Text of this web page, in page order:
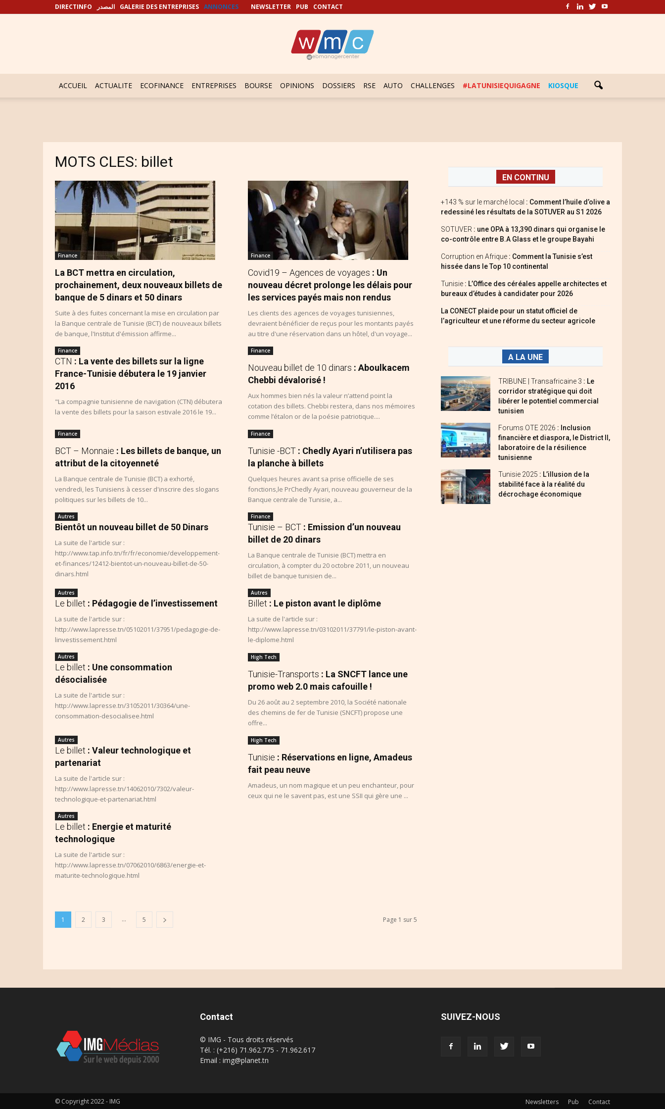
DIRECTINFO المصدر GALERIE DES ENTREPRISES ANNONCES NEWSLETTER PUB CONTACT
ACCUEIL ACTUALITE ECOFINANCE ENTREPRISES BOURSE OPINIONS DOSSIERS RSE AUTO CHALLENGES #LATUNISIEQUIGAGNE KIOSQUE
MOTS CLES: billet
Finance
La BCT mettra en circulation,
prochainement, deux nouveaux billets de
banque de 5 dinars et 50 dinars
Suite à des fuites concernant la mise en circulation par
la Banque centrale de Tunisie (BCT) de nouveaux billets
de banque, l'Institut d'émission affirme...
Finance
Covid19 – Agences de voyages : Un
nouveau décret prolonge les délais pour
les services payés mais non rendus
Les clients des agences de voyages tunisiennes,
devraient bénéficier de reçus pour les montants payés
au titre d'une réservation dans un hôtel, d'un voyage...
Finance
CTN : La vente des billets sur la ligne
France-Tunisie débutera le 19 janvier
2016
"La compagnie tunisienne de navigation (CTN) débutera
la vente des billets pour la saison estivale 2016 le 19...
Finance
Nouveau billet de 10 dinars : Aboulkacem
Chebbi dévalorisé !
Aux hommes bien nés la valeur n’attend point la
cotation des billets. Chebbi restera, dans nos mémoires
comme l’étalon or de la poésie patriotique....
Finance
BCT – Monnaie : Les billets de banque, un
attribut de la citoyenneté
La Banque centrale de Tunisie (BCT) a exhorté,
vendredi, les Tunisiens à cesser d'inscrire des slogans
politiques sur les billets de 10...
Finance
Tunisie -BCT : Chedly Ayari n’utilisera pas
la planche à billets
Quelques heures avant sa prise officielle de ses
fonctions,le PrChedly Ayari, nouveau gouverneur de la
Banque centrale de Tunisie, a...
Autres
Bientôt un nouveau billet de 50 Dinars
La suite de l'article sur :
http://www.tap.info.tn/fr/fr/economie/developpement-
et-finances/12412-bientot-un-nouveau-billet-de-50-
dinars.html
Finance
Tunisie – BCT : Emission d’un nouveau
billet de 20 dinars
La Banque centrale de Tunisie (BCT) mettra en
circulation, à compter du 20 octobre 2011, un nouveau
billet de banque tunisien de...
Autres
Le billet : Pédagogie de l’investissement
La suite de l'article sur :
http://www.lapresse.tn/05102011/37951/pedagogie-de-
linvestissement.html
Autres
Billet : Le piston avant le diplôme
La suite de l'article sur :
http://www.lapresse.tn/03102011/37791/le-piston-avant-
le-diplome.html
Autres
Le billet : Une consommation
désocialisée
La suite de l'article sur :
http://www.lapresse.tn/31052011/30364/une-
consommation-desocialisee.html
High Tech
Tunisie-Transports : La SNCFT lance une
promo web 2.0 mais cafouille !
Du 26 août au 2 septembre 2010, la Société nationale
des chemins de fer de Tunisie (SNCFT) propose une
offre...
Autres
Le billet : Valeur technologique et
partenariat
La suite de l'article sur :
http://www.lapresse.tn/14062010/7302/valeur-
technologique-et-partenariat.html
High Tech
Tunisie : Réservations en ligne, Amadeus
fait peau neuve
Amadeus, un nom magique et un peu enchanteur, pour
ceux qui ne le savent pas, est une SSII qui gère une ...
Autres
Le billet : Energie et maturité
technologique
La suite de l'article sur :
http://www.lapresse.tn/07062010/6863/energie-et-
maturite-technologique.html
1 2 3 ... 5 Page 1 sur 5
EN CONTINU
+143 % sur le marché local : Comment l’huile d’olive a
redessiné les résultats de la SOTUVER au S1 2026
SOTUVER : une OPA à 13,390 dinars qui organise le
co-contrôle entre B.A Glass et le groupe Bayahi
Corruption en Afrique : Comment la Tunisie s’est
hissée dans le Top 10 continental
Tunisie : L’Office des céréales appelle architectes et
bureaux d’études à candidater pour 2026
La CONECT plaide pour un statut officiel de
l’agriculteur et une réforme du secteur agricole
A LA UNE
TRIBUNE | Transafricaine 3 : Le
corridor stratégique qui doit
libérer le potentiel commercial
tunisien
Forums OTE 2026 : Inclusion
financière et diaspora, le District II,
laboratoire de la résilience
tunisienne
Tunisie 2025 : L’illusion de la
stabilité face à la réalité du
décrochage économique
Contact
© IMG - Tous droits réservés
Tél. : (+216) 71.962.775 - 71.962.617
Email : img@planet.tn
SUIVEZ-NOUS
Newsletters Pub Contact
© Copyright 2022 - IMG